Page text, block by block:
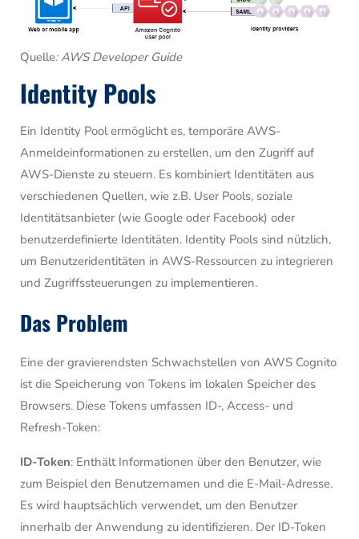
Quelle: AWS Developer Guide
Identity Pools
Ein Identity Pool ermöglicht es, temporäre AWS-
Anmeldeinformationen zu erstellen, um den Zugriff auf
AWS-Dienste zu steuern. Es kombiniert Identitäten aus
verschiedenen Quellen, wie z.B. User Pools, soziale
Identitätsanbieter (wie Google oder Facebook) oder
benutzerdefinierte Identitäten. Identity Pools sind nützlich,
um Benutzeridentitäten in AWS-Ressourcen zu integrieren
und Zugriffssteuerungen zu implementieren.
Das Problem
Eine der gravierendsten Schwachstellen von AWS Cognito
ist die Speicherung von Tokens im lokalen Speicher des
Browsers. Diese Tokens umfassen ID-, Access- und
Refresh-Token:
ID-Token: Enthält Informationen über den Benutzer, wie
zum Beispiel den Benutzernamen und die E-Mail-Adresse.
Es wird hauptsächlich verwendet, um den Benutzer
innerhalb der Anwendung zu identifizieren. Der ID-Token